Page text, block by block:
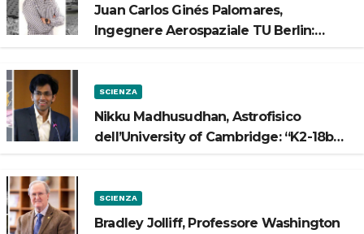
Juan Carlos Ginés Palomares,
Ingegnere Aerospaziale TU Berlin:
SCIENZA
Nikku Madhusudhan, Astrofisico
dell’University of Cambridge: “K2-18b
SCIENZA
Bradley Jolliff, Professore Washington